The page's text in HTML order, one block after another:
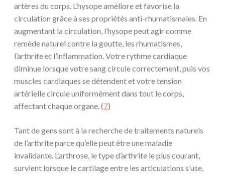
artères du corps. L’hysope améliore et favorise la
circulation grâce à ses propriétés anti-rhumatismales. En
augmentant la circulation, l’hysope peut agir comme
remède naturel contre la goutte, les rhumatismes,
l’arthrite et l’inflammation. Votre rythme cardiaque
diminue lorsque votre sang circule correctement, puis vos
muscles cardiaques se détendent et votre tension
artérielle circule uniformément dans tout le corps,
affectant chaque organe. (7)
Tant de gens sont à la recherche de traitements naturels
de l’arthrite parce qu’elle peut être une maladie
invalidante. L’arthrose, le type d’arthrite le plus courant,
survient lorsque le cartilage entre les articulations s’use,